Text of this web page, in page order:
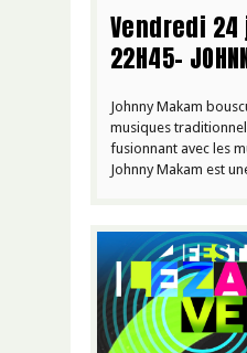
Vendredi
22H45-
Johnny Makam
musiques
fusionnant avec les
Johnny Makam est